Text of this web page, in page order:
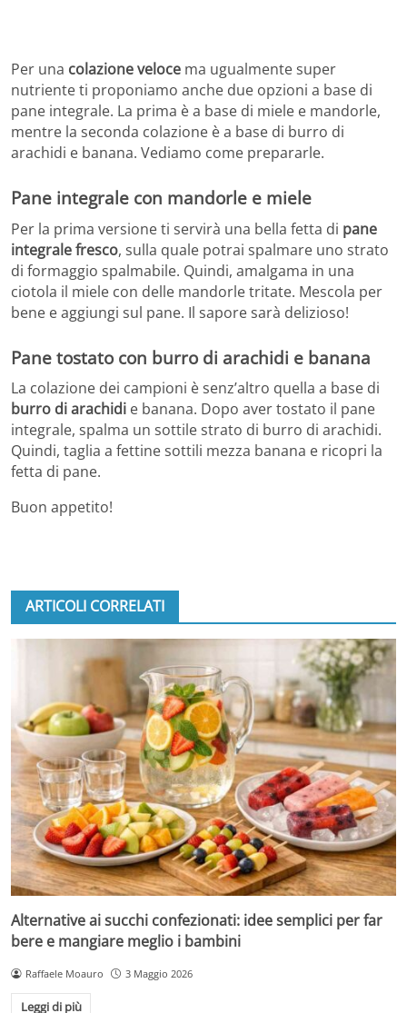
Per una colazione veloce ma ugualmente super
nutriente ti proponiamo anche due opzioni a base di
pane integrale. La prima è a base di miele e mandorle,
mentre la seconda colazione è a base di burro di
arachidi e banana. Vediamo come prepararle.
Pane integrale con mandorle e miele
Per la prima versione ti servirà una bella fetta di pane
integrale fresco, sulla quale potrai spalmare uno strato
di formaggio spalmabile. Quindi, amalgama in una
ciotola il miele con delle mandorle tritate. Mescola per
bene e aggiungi sul pane. Il sapore sarà delizioso!
Pane tostato con burro di arachidi e banana
La colazione dei campioni è senz’altro quella a base di
burro di arachidi e banana. Dopo aver tostato il pane
integrale, spalma un sottile strato di burro di arachidi.
Quindi, taglia a fettine sottili mezza banana e ricopri la
fetta di pane.
Buon appetito!
ARTICOLI CORRELATI
Alternative ai succhi confezionati: idee semplici per far
bere e mangiare meglio i bambini
Raffaele Moauro 3 Maggio 2026
Leggi di più